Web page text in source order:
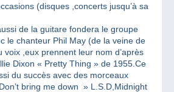
(disques ,concerts jusqu’à sa
de la guitare fondera le groupe
le chanteur Phil May (de la veine de
voix ,eux prennent leur nom d’après
Dixon « Pretty Thing » de 1955.Ce
du succès avec des morceaux
bring me down » L.S.D,Midnight